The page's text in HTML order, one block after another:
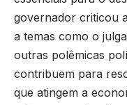
governador criticou
a temas como o
outras polêmicas
contribuem para
que atingem a